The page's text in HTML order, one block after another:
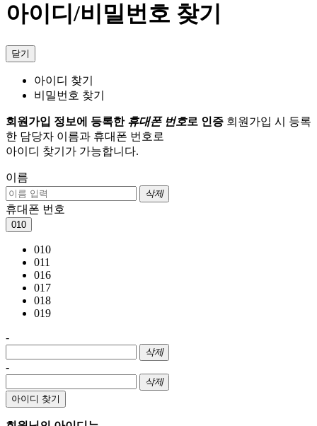
아이디/비밀번호 찾기
닫기
아이디 찾기
비밀번호 찾기
회원가입 정보에 등록한 휴대폰 번호로 인증 회원가입 시 등록
한 담당자 이름과 휴대폰 번호로
아이디 찾기가 가능합니다.
이름
삭제
휴대폰 번호
010
010
011
016
017
018
019
-
삭제
-
삭제
아이디 찾기